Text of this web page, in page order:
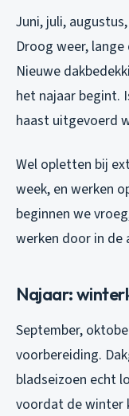
Juni, juli,
Droog weer,
Nieuwe
het najaar begint.
haast uitgevoerd
Wel opletten bij
week, en werken
beginnen we
werken door in de
Najaar:
September,
voorbereiding.
bladseizoen echt
voordat de winter